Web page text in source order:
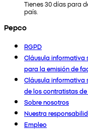
Tienes 30 días para
país.
Pepco
RGPD
Cláusula informativa
para la emisión de
Cláusula informativa
de los contratistas
Sobre nosotros
Nuestra
Empleo